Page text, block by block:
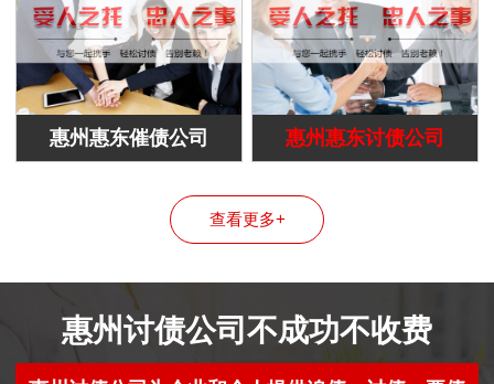
惠州惠东催债公司 惠州惠东讨债公司
查看更多+
惠州讨债公司不成功不收费